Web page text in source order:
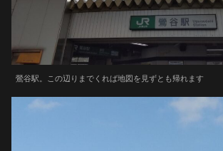
鶯谷駅。この辺りまでくれば地図を見ずとも帰れます